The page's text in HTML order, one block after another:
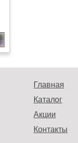
Главная
Каталог
Акции
Контакты